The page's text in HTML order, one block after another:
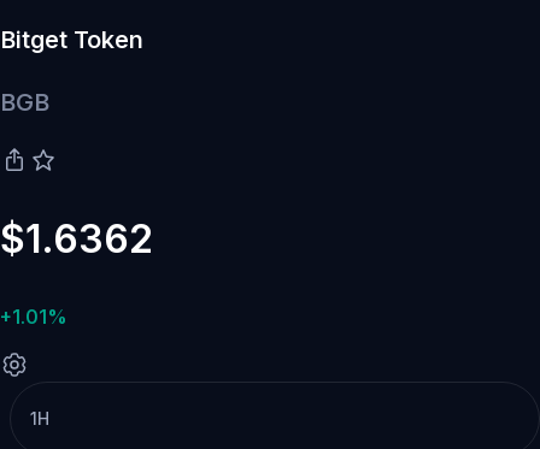
Bitget Token
BGB
$1.6362
+1.01%
1H